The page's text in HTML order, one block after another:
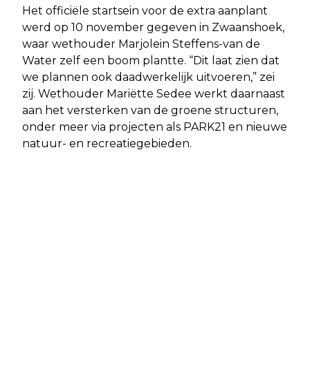
Het officiële startsein voor de extra aanplant
werd op 10 november gegeven in Zwaanshoek,
waar wethouder Marjolein Steffens-van de
Water zelf een boom plantte. “Dit laat zien dat
we plannen ook daadwerkelijk uitvoeren,” zei
zij. Wethouder Mariëtte Sedee werkt daarnaast
aan het versterken van de groene structuren,
onder meer via projecten als PARK21 en nieuwe
natuur- en recreatiegebieden.